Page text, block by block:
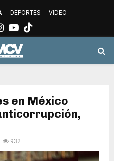
DEPORTES VIDEO
Instagram
Youtube
en México
932